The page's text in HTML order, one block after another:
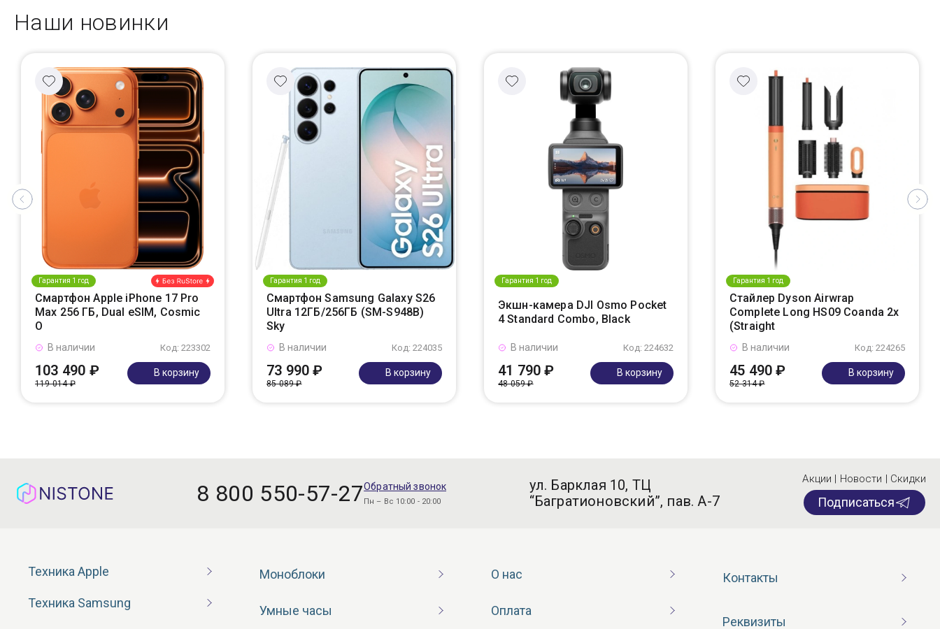
Наши новинки
Гарантия 1 год
Смартфон Apple iPhone 17 Pro
Max 256 ГБ, Dual eSIM, Cosmic
O
Код: 223302
В наличии
103 490 ₽
119 014 ₽
В корзину
Гарантия 1 год
Смартфон Samsung Galaxy S26
Ultra 12ГБ/256ГБ (SM-S948B)
Sky
Код: 224035
В наличии
73 990 ₽
85 089 ₽
В корзину
Гарантия 1 год
Экшн-камера DJI Osmo Pocket
4 Standard Combo, Black
Код: 224632
В наличии
41 790 ₽
48 059 ₽
В корзину
Гарантия 1 год
Стайлер Dyson Airwrap
Complete Long HS09 Coanda 2x
(Straight
Код: 224265
В наличии
45 490 ₽
52 314 ₽
В корзину
8 800 550-57-27Обратный звонок
Пн – Вс 10:00 - 20:00
ул. Барклая 10, ТЦ
“Багратионовский”, пав. А-7
Акции | Новости | Скидки
Подписаться
Техника Apple
Техника Samsung
Моноблоки
Умные часы
О нас
Оплата
Контакты
Реквизиты